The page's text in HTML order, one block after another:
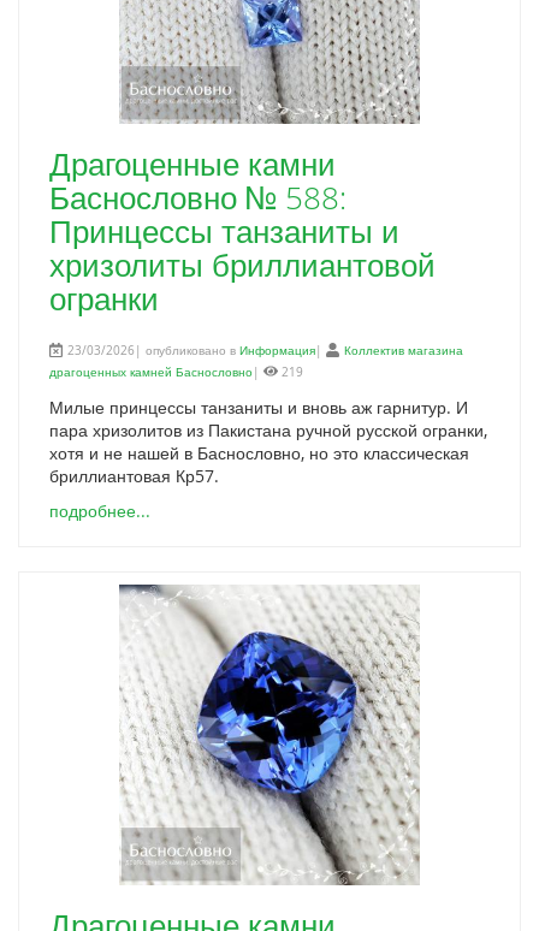
Драгоценные камни
Баснословно № 588:
Принцессы танзаниты и
хризолиты бриллиантовой
огранки
23/03/2026| опубликовано в Информация|
Коллектив магазина
драгоценных камней Баснословно| 219
Милые принцессы танзаниты и вновь аж гарнитур. И
пара хризолитов из Пакистана ручной русской огранки,
хотя и не нашей в Баснословно, но это классическая
бриллиантовая Кр57.
подробнее...